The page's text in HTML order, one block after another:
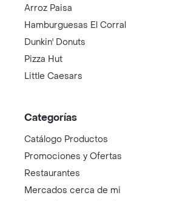
Arroz Paisa
Hamburguesas El Corral
Dunkin' Donuts
Pizza Hut
Little Caesars
Categorías
Catálogo Productos
Promociones y Ofertas
Restaurantes
Mercados cerca de mi